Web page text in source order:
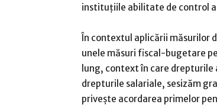
instituțiile abilitate de control
În contextul aplicării măsurilor
unele măsuri fiscal-bugetare
lung, context în care
drepturile salariale, sesizăm
privește acordarea primelor